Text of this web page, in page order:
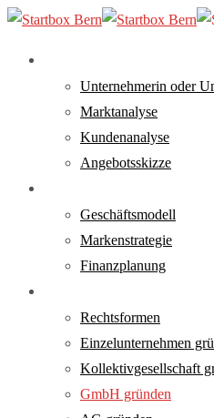
Skip
content
search
Menu
Unternehmerin oder
Marktanalyse
Kundenanalyse
Angebotsskizze
Geschäftsmodell
Markenstrategie
Finanzplanung
Rechtsformen
Einzelunternehmen
Kollektivgesellschaft
GmbH gründen